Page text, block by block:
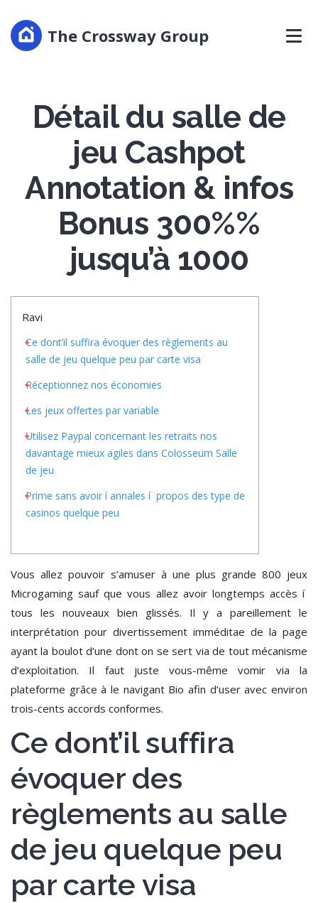
The Crossway Group
Détail du salle de
jeu Cashpot
Annotation & infos
Bonus 300%%
jusqu’à 1000
Ravi
Ce dont’il suffira évoquer des règlements au
salle de jeu quelque peu par carte visa
Réceptionnez nos économies
Les jeux offertes par variable
Utilisez Paypal concernant les retraits nos
davantage mieux agiles dans Colosseum Salle
de jeu
Prime sans avoir í annales í propos des type de
casinos quelque peu
Vous allez pouvoir s’amuser à une plus grande 800 jeux
Microgaming sauf que vous allez avoir longtemps accès í
tous les nouveaux bien glissés. Il y a pareillement le
interprétation pour divertissement imméditae de la page
ayant la boulot d’une dont on se sert via de tout mécanisme
d’exploitation. Il faut juste vous-même vomir via la
plateforme grâce à le navigant Bio afin d’user avec environ
trois-cents accords conformes.
Ce dont’il suffira
évoquer des
règlements au salle
de jeu quelque peu
par carte visa